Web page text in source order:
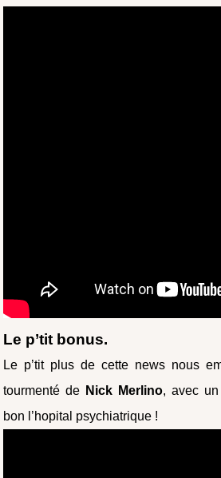
Le p’tit bonus.
Le p’tit plus de cette news nous
tourmenté de Nick Merlino, avec
bon l’hopital psychiatrique !